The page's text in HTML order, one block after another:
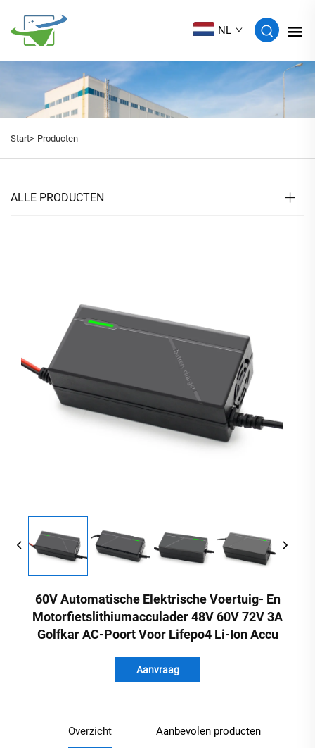
NL
Start> Producten
ALLE PRODUCTEN
60V Automatische Elektrische Voertuig- En
Motorfietslithiumacculader 48V 60V 72V 3A
Golfkar AC-Poort Voor Lifepo4 Li-Ion Accu
Aanvraag
Overzicht Aanbevolen producten